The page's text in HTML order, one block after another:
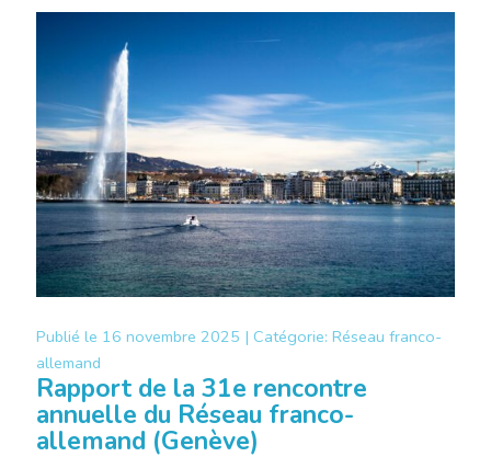
Publié le 16 novembre 2025 | Catégorie: Réseau franco-
allemand
Rapport de la 31e rencontre
annuelle du Réseau franco-
allemand (Genève)